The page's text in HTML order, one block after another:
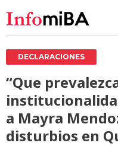
DECLARACIONES
“Que
a Mayra
disturbios en